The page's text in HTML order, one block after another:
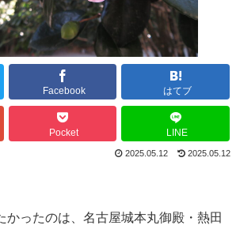
Facebook はてブ
Pocket LINE
2025.05.12 2025.05.12
かったのは、名古屋城本丸御殿・熱田